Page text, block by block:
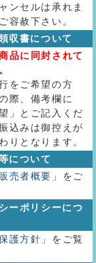
ンセルは承れま
容赦下さい。
収書について
品に同封されて
をご希望の方
際、備考欄に
」とご記入くだ
込みは御控えが
りとなります。
について
販売者概要」 をご
ーポリシーにつ
護方針」 をご覧